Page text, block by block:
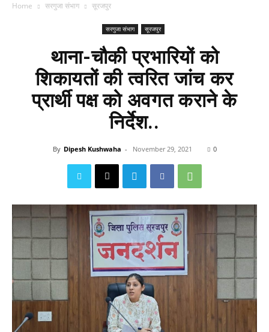
Home सरगुजा संभाग सूरजपुर
सरगुजा संभाग सूरजपुर
थाना-चौकी प्रभारियों को
शिकायतों की त्वरित जांच कर
प्रार्थी पक्ष को अवगत कराने के
निर्देश..
By Dipesh Kushwaha - November 29, 2021 0